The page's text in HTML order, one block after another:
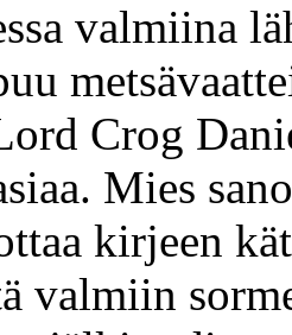
valmiina
Crog
Mies
kirjeen
valmiin